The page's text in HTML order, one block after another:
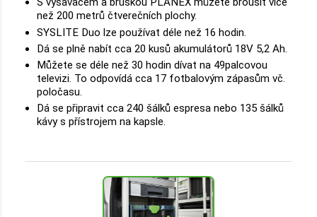
než 200 metrů čtverečních plochy.
SYSLITE Duo lze používat déle než 16 hodin.
Dá se plně nabít cca 20 kusů akumulátorů 18V 5,2 Ah.
Můžete se déle než 30 hodin dívat na 49palcovou
televizi. To odpovídá cca 17 fotbalovým zápasům vč.
poločasu.
Dá se připravit cca 240 šálků espresa nebo 135 šálků
kávy s přístrojem na kapsle.